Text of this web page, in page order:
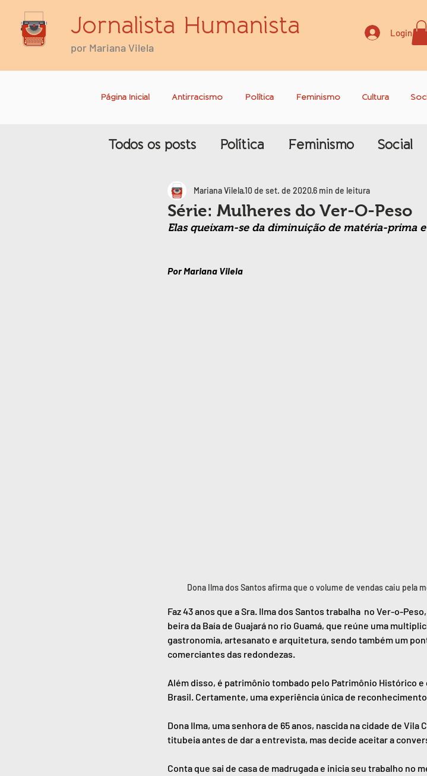
Jornalista Humanista
por Mariana Vilela
Login
Todos os posts Política Feminismo Social
Antirracismo
Série: Mulheres do Ver-O-Peso
Mariana Vilela10 de set. de 20206 min de leitura
Elas queixam-se da diminuição de matéria-prima
Por Mariana Vilela
Dona Ilma dos Santos afirma que o volume de vendas caiu pela
Faz 43 anos que a Sra. Ilma dos Santos trabalha  no Ver-o-
beira da Baía de Guajará no rio Guamá, que reúne uma
gastronomia, artesanato e arquitetura, sendo também um
comerciantes das redondezas.
Além disso, é patrimônio tombado pelo Patrimônio Histórico
Brasil. Certamente, uma experiência única de
Dona Ilma, uma senhora de 65 anos, nascida na cidade de Vila
titubeia antes de dar a entrevista, mas decide aceitar a
Conta que sai de casa de madrugada e inicia seu trabalho no
Página Inicial Antirracismo Política Feminismo Cultura